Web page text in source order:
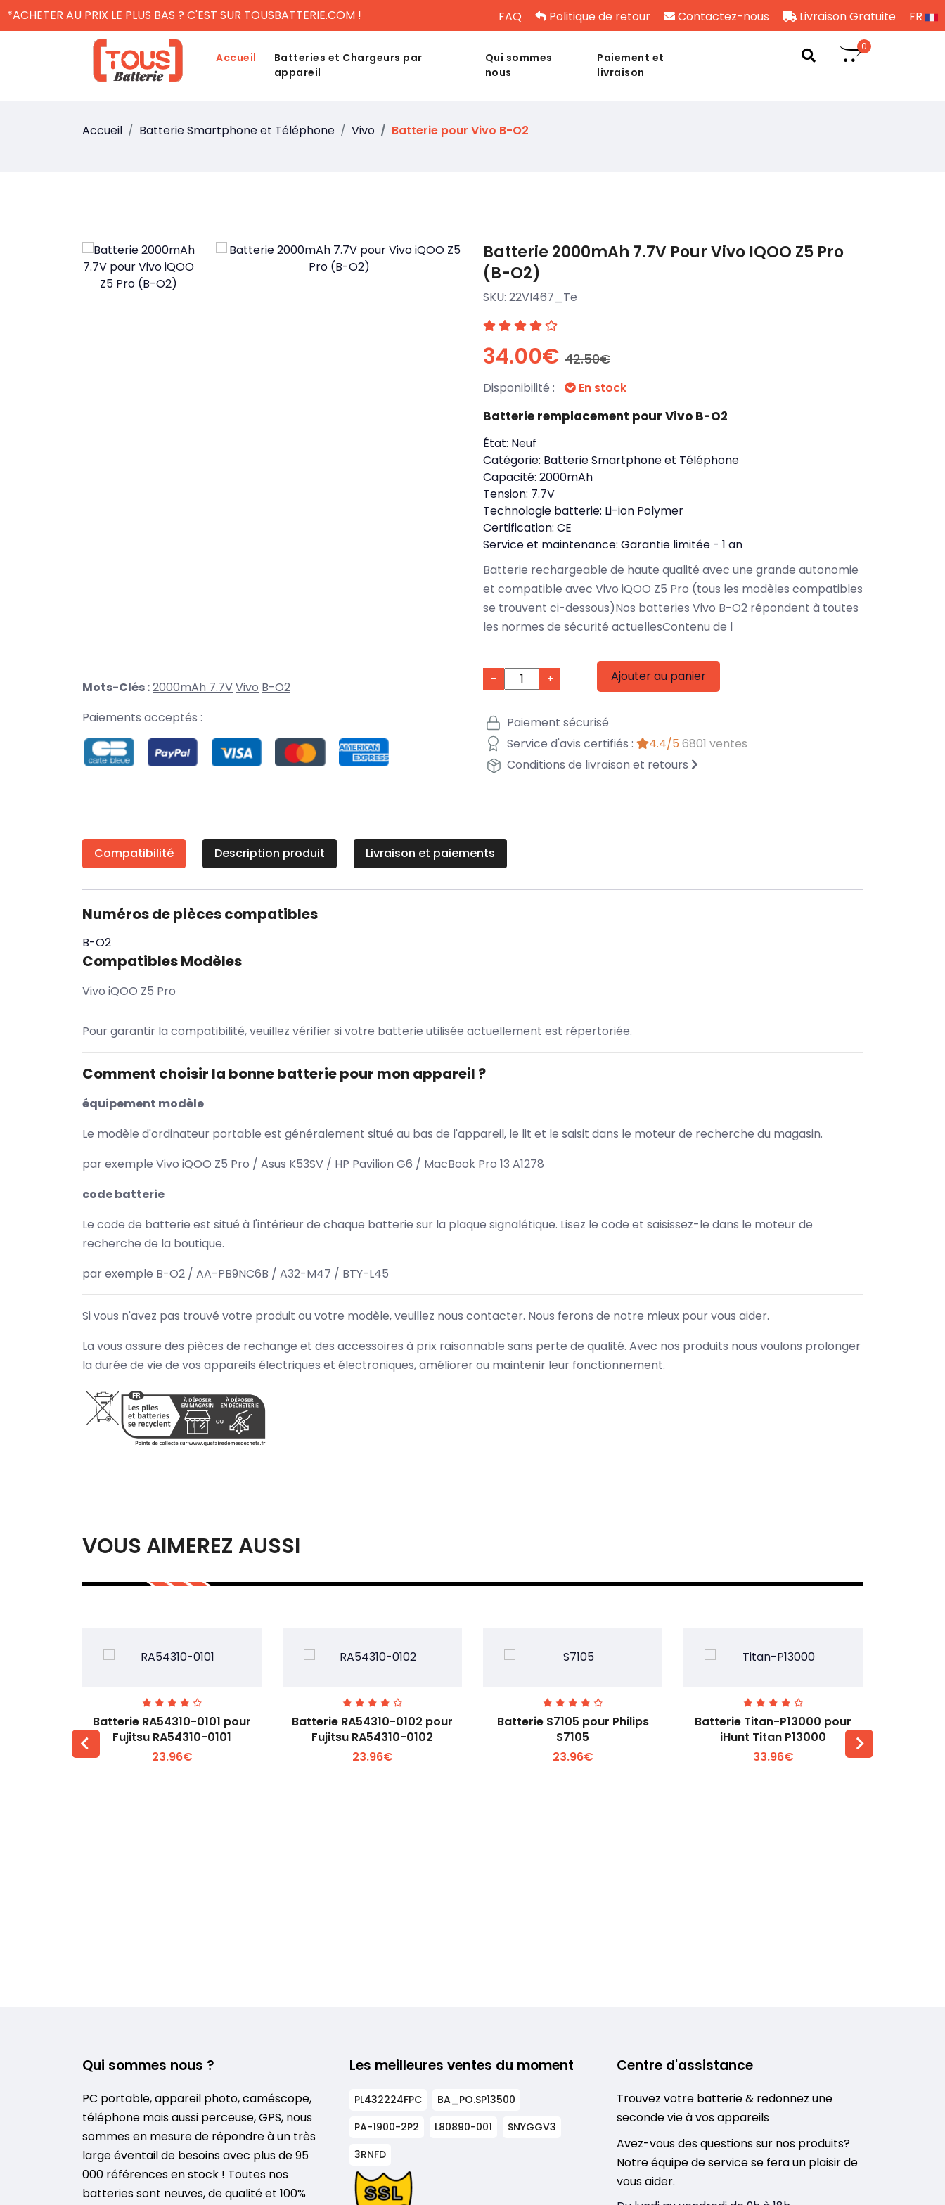
*ACHETER AU PRIX LE PLUS BAS ? C'EST SUR TOUSBATTERIE.COM ! FAQ Politique de retour Contactez-nous Livraison Gratuite FR
Accueil
Batteries et Chargeurs par
appareil
Qui sommes
nous
Paiement et
livraison
0
Accueil Batterie Smartphone et Téléphone Vivo Batterie pour Vivo B-O2
Mots-Clés :2000mAh 7.7VVivo B-O2
Paiements acceptés :
Batterie 2000mAh 7.7V Pour Vivo IQOO Z5 Pro
(B-O2)
SKU: 22VI467_Te
34.00€ 42.50€
Disponibilité : En stock
Batterie remplacement pour Vivo B-O2
État: Neuf
Catégorie: Batterie Smartphone et Téléphone
Capacité: 2000mAh
Tension: 7.7V
Technologie batterie: Li-ion Polymer
Certification: CE
Service et maintenance: Garantie limitée - 1 an
Batterie rechargeable de haute qualité avec une grande autonomie
et compatible avec Vivo iQOO Z5 Pro (tous les modèles compatibles
se trouvent ci-dessous)Nos batteries Vivo B-O2 répondent à toutes
les normes de sécurité actuellesContenu de l
- + Ajouter au panier
Paiement sécurisé
Service d'avis certifiés :
4.4/5 6801 ventes
Conditions de livraison et retours
Compatibilité Description produit Livraison et paiements
Numéros de pièces compatibles
B-O2
Compatibles Modèles
Vivo iQOO Z5 Pro
Pour garantir la compatibilité, veuillez vérifier si votre batterie utilisée actuellement est répertoriée.
Comment choisir la bonne batterie pour mon appareil ?
équipement modèle
Le modèle d'ordinateur portable est généralement situé au bas de l'appareil, le lit et le saisit dans le moteur de recherche du magasin.
par exemple Vivo iQOO Z5 Pro / Asus K53SV / HP Pavilion G6 / MacBook Pro 13 A1278
code batterie
Le code de batterie est situé à l'intérieur de chaque batterie sur la plaque signalétique. Lisez le code et saisissez-le dans le moteur de
recherche de la boutique.
par exemple B-O2 / AA-PB9NC6B / A32-M47 / BTY-L45
Si vous n'avez pas trouvé votre produit ou votre modèle, veuillez nous contacter. Nous ferons de notre mieux pour vous aider.
La vous assure des pièces de rechange et des accessoires à prix raisonnable sans perte de qualité. Avec nos produits nous voulons prolonger
la durée de vie de vos appareils électriques et électroniques, améliorer ou maintenir leur fonctionnement.
VOUS AIMEREZ AUSSI
Voir plus +
Batterie RA54310-0101 pour
Fujitsu RA54310-0101
23.96€
Voir plus +
Batterie RA54310-0102 pour
Fujitsu RA54310-0102
23.96€
Voir plus +
Batterie S7105 pour Philips
S7105
23.96€
Voir plus +
Batterie Titan-P13000 pour
iHunt Titan P13000
33.96€
Qui sommes nous ?
PC portable, appareil photo, caméscope,
téléphone mais aussi perceuse, GPS, nous
sommes en mesure de répondre à un très
large éventail de besoins avec plus de 95
000 références en stock ! Toutes nos
batteries sont neuves, de qualité et 100%
Les meilleures ventes du moment
PL432224FPC
BA_PO.SP13500
PA-1900-2P2
L80890-001
SNYGGV3
3RNFD
Centre d'assistance
Trouvez votre batterie & redonnez une
seconde vie à vos appareils
Avez-vous des questions sur nos produits?
Notre équipe de service se fera un plaisir de
vous aider.